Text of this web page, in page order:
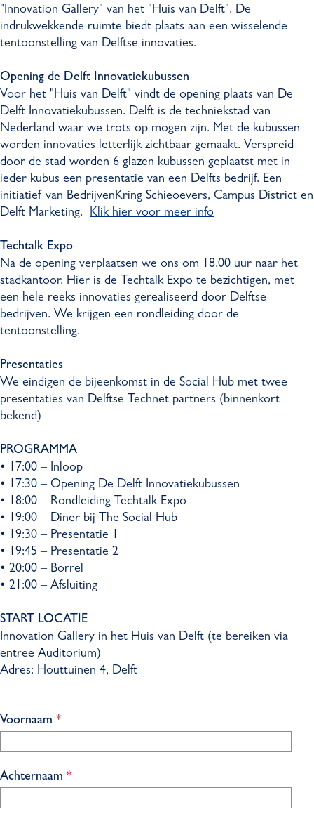
"Innovation Gallery" van het "Huis van Delft". De
indrukwekkende ruimte biedt plaats aan een wisselende
tentoonstelling van Delftse innovaties.
Opening de Delft Innovatiekubussen
Voor het "Huis van Delft" vindt de opening plaats van De
Delft Innovatiekubussen. Delft is de techniekstad van
Nederland waar we trots op mogen zijn. Met de kubussen
worden innovaties letterlijk zichtbaar gemaakt. Verspreid
door de stad worden 6 glazen kubussen geplaatst met in
ieder kubus een presentatie van een Delfts bedrijf. Een
initiatief van BedrijvenKring Schieoevers, Campus District en
Delft Marketing. Klik hier voor meer info
Techtalk Expo
Na de opening verplaatsen we ons om 18.00 uur naar het
stadkantoor. Hier is de Techtalk Expo te bezichtigen, met
een hele reeks innovaties gerealiseerd door Delftse
bedrijven. We krijgen een rondleiding door de
tentoonstelling.
Presentaties
We eindigen de bijeenkomst in de Social Hub met twee
presentaties van Delftse Technet partners (binnenkort
bekend)
PROGRAMMA
​• 17:00 – Inloop
​• 17:30 – Opening De Delft Innovatiekubussen
​• 18:00 – Rondleiding Techtalk Expo
​• 19:00 – Diner bij The Social Hub
​• 19:30 – Presentatie 1
​• 19:45 – Presentatie 2
​• 20:00 – Borrel
​• 21:00 – Afsluiting
START LOCATIE
Innovation Gallery in het Huis van Delft (te bereiken via
entree Auditorium)
Adres: Houttuinen 4, Delft
Voornaam *
r
p
l
i
Achternaam *
r